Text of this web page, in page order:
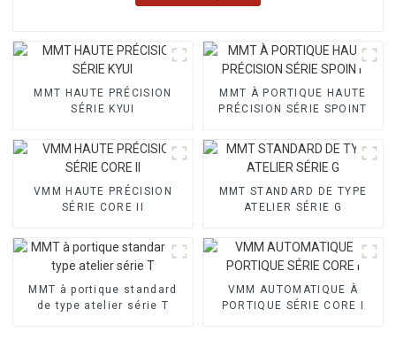
MMT HAUTE PRÉCISION
SÉRIE KYUI
MMT À PORTIQUE HAUTE
PRÉCISION SÉRIE SPOINT
VMM HAUTE PRÉCISION
SÉRIE CORE II
MMT STANDARD DE TYPE
ATELIER SÉRIE G
MMT à portique standard
de type atelier série T
VMM AUTOMATIQUE À
PORTIQUE SÉRIE CORE I